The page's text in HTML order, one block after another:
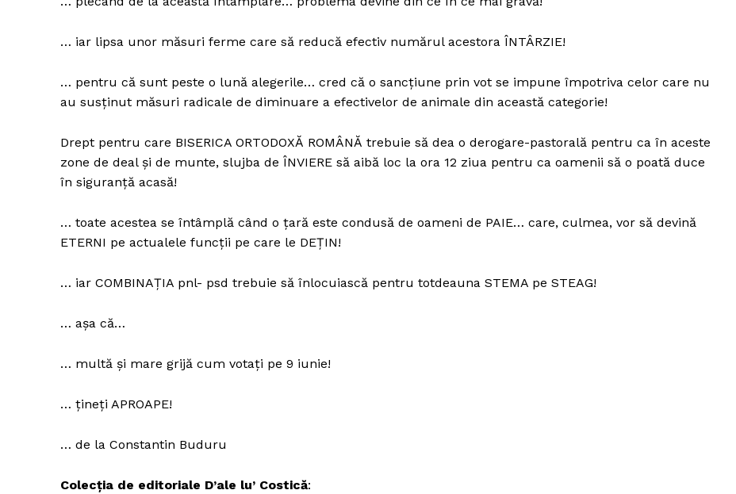
… iar lipsa unor măsuri ferme care să reducă efectiv numărul acestora ÎNTÂRZIE!
… pentru că sunt peste o lună alegerile… cred că o sancțiune prin vot se impune împotriva celor care nu
au susținut măsuri radicale de diminuare a efectivelor de animale din această categorie!
Drept pentru care BISERICA ORTODOXĂ ROMÂNĂ trebuie să dea o derogare-pastorală pentru ca în aceste
zone de deal și de munte, slujba de ÎNVIERE să aibă loc la ora 12 ziua pentru ca oamenii să o poată duce
în siguranță acasă!
… toate acestea se întâmplă când o țară este condusă de oameni de PAIE… care, culmea, vor să devină
ETERNI pe actualele funcții pe care le DEȚIN!
… iar COMBINAȚIA pnl- psd trebuie să înlocuiască pentru totdeauna STEMA pe STEAG!
… așa că…
… multă și mare grijă cum votați pe 9 iunie!
… țineți APROAPE!
… de la Constantin Buduru
Colecția de editoriale D’ale lu’ Costică: